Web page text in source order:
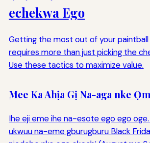
echekwa Ego
Getting the most out of your
requires more than just picking the
Use these tactics to maximize value.
Mee Ka Ahịa Gị Na-aga nke
Ihe eji eme ihe na-esote ego ego
ukwuu na-eme gburugburu Black